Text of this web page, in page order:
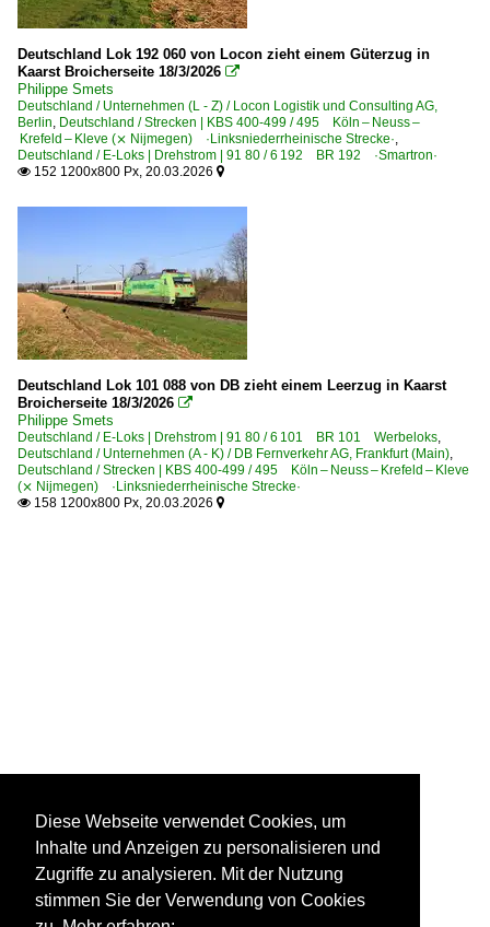
Deutschland Lok 192 060 von Locon zieht einem Güterzug in
Kaarst Broicherseite 18/3/2026 
Philippe Smets
Deutschland / Unternehmen (L - Z) / Locon Logistik und Consulting AG,
Berlin, Deutschland / Strecken | KBS 400-499 / 495 Köln – Neuss –
Krefeld – Kleve (⨯ Nijmegen) ·Linksniederrheinische Strecke·,
Deutschland / E-Loks | Drehstrom | 91 80 / 6 192 BR 192 ·Smartron·
 152 1200x800 Px, 20.03.2026 
Deutschland Lok 101 088 von DB zieht einem Leerzug in Kaarst
Broicherseite 18/3/2026 
Philippe Smets
Deutschland / E-Loks | Drehstrom | 91 80 / 6 101 BR 101 Werbeloks,
Deutschland / Unternehmen (A - K) / DB Fernverkehr AG, Frankfurt (Main),
Deutschland / Strecken | KBS 400-499 / 495 Köln – Neuss – Krefeld – Kleve
(⨯ Nijmegen) ·Linksniederrheinische Strecke·
 158 1200x800 Px, 20.03.2026 
Diese Webseite verwendet Cookies, um
Inhalte und Anzeigen zu personalisieren und
Zugriffe zu analysieren. Mit der Nutzung
stimmen Sie der Verwendung von Cookies